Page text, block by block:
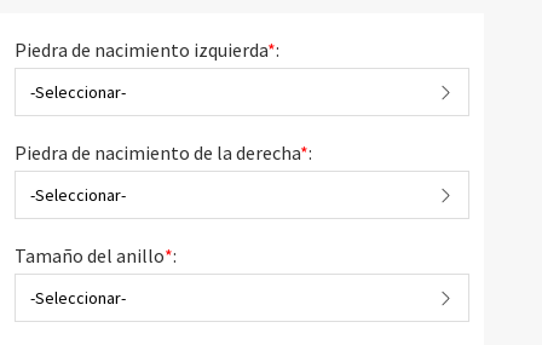
Piedra de nacimiento izquierda*:
-Seleccionar-
Piedra de nacimiento de la derecha*:
-Seleccionar-
Tamaño del anillo*:
-Seleccionar-